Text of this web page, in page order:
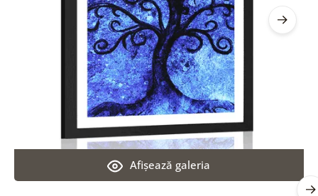
Afişează galeria